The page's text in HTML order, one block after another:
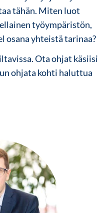
tähän. Miten luot
työympäristön,
osana yhteistä tarinaa?
Ota ohjat käsiisi
ohjata kohti haluttua